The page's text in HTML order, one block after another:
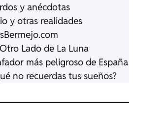
y anécdotas
y otras realidades
Lado de La Luna
más peligroso de España
no recuerdas tus sueños?